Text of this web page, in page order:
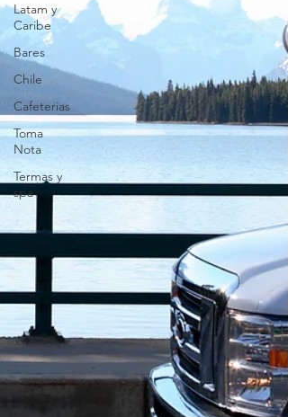
Latam y
Caribe
Bares
Chile
Cafeterias
Toma
Nota
Termas y
spa